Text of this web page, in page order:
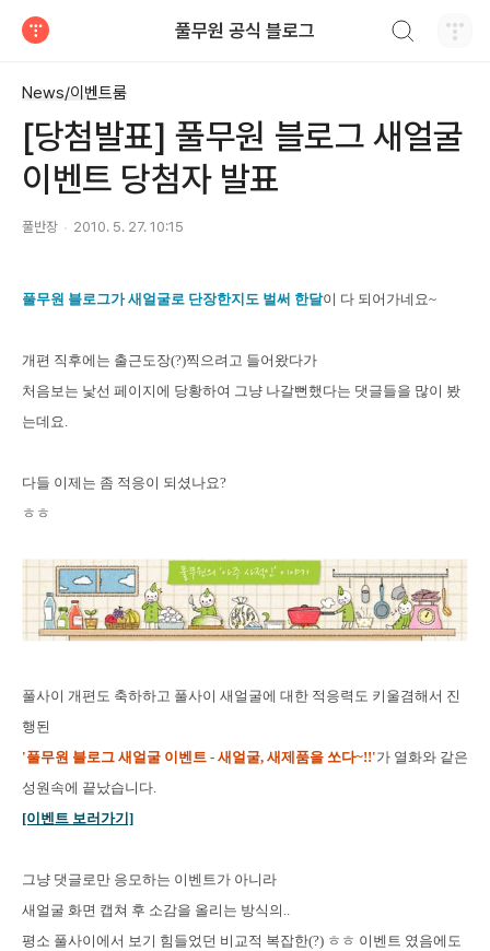
풀무원 공식 블로그
News/이벤트룸
[당첨발표] 풀무원 블로그 새얼굴
이벤트 당첨자 발표
풀반장 2010. 5. 27. 10:15
풀무원 블로그가 새얼굴로 단장한지도 벌써 한달이 다 되어가네요~
개편 직후에는 출근도장(?)찍으려고 들어왔다가
처음보는 낯선 페이지에 당황하여 그냥 나갈뻔했다는 댓글들을 많이 봤
는데요.
다들 이제는 좀 적응이 되셨 나요?
ㅎㅎ
풀사이 개편도 축하하고 풀사이 새얼굴에 대한 적응력도 키울겸해서 진
행된
'풀무원 블로그 새얼굴 이벤트 - 새얼굴, 새제품을 쏘다~!!'가 열화와 같은
성원속에 끝났습니다.
[이벤트 보러가기]
그냥 댓글로만 응모하는 이벤트가 아니라
새얼굴 화면 캡쳐 후 소감을 올리는 방식의..
평소 풀사이에서 보기 힘들었던 비교적 복잡한(?) ㅎㅎ 이벤트 였음에도